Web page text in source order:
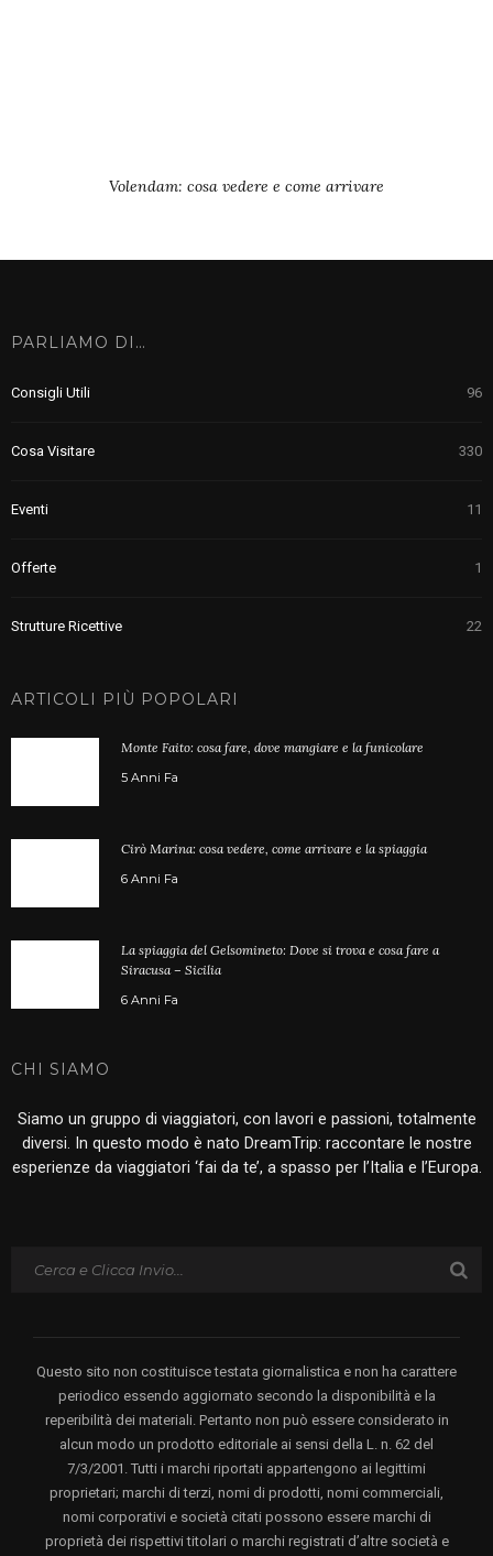
Volendam: cosa vedere e come arrivare
PARLIAMO DI…
Consigli Utili 96
Cosa Visitare 330
Eventi 11
Offerte 1
Strutture Ricettive 22
ARTICOLI PIÙ POPOLARI
Monte Faito: cosa fare, dove mangiare e la funicolare
5 Anni Fa
Cirò Marina: cosa vedere, come arrivare e la spiaggia
6 Anni Fa
La spiaggia del Gelsomineto: Dove si trova e cosa fare a
Siracusa – Sicilia
6 Anni Fa
CHI SIAMO
Siamo un gruppo di viaggiatori, con lavori e passioni, totalmente
diversi. In questo modo è nato DreamTrip: raccontare le nostre
esperienze da viaggiatori ‘fai da te’, a spasso per l’Italia e l’Europa.
Questo sito non costituisce testata giornalistica e non ha carattere
periodico essendo aggiornato secondo la disponibilità e la
reperibilità dei materiali. Pertanto non può essere considerato in
alcun modo un prodotto editoriale ai sensi della L. n. 62 del
7/3/2001. Tutti i marchi riportati appartengono ai legittimi
proprietari; marchi di terzi, nomi di prodotti, nomi commerciali,
nomi corporativi e società citati possono essere marchi di
proprietà dei rispettivi titolari o marchi registrati d’altre società e